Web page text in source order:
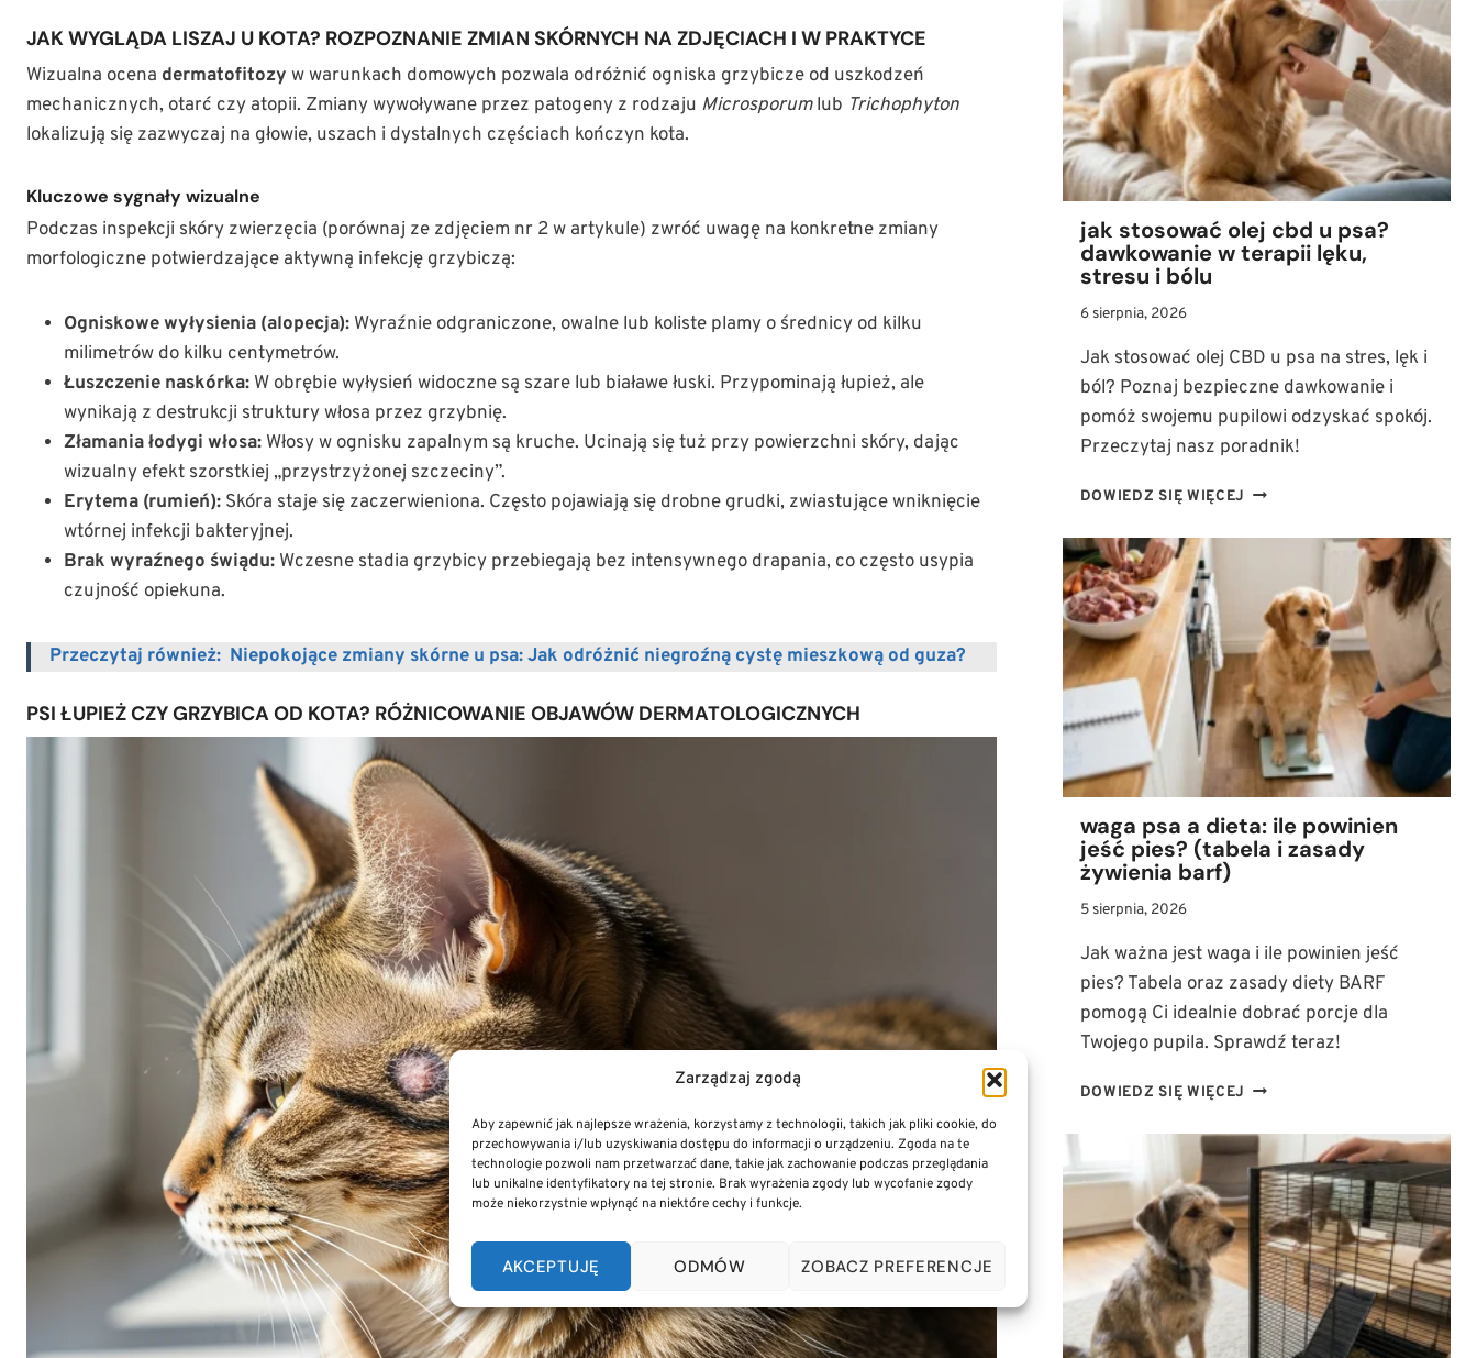
Zarządzaj zgodą
Aby zapewnić jak najlepsze wrażenia, korzystamy z technologii, takich jak pliki cookie, do
przechowywania i/lub uzyskiwania dostępu do informacji o urządzeniu. Zgoda na te
technologie pozwoli nam przetwarzać dane, takie jak zachowanie podczas przeglądania
lub unikalne identyfikatory na tej stronie. Brak wyrażenia zgody lub wycofanie zgody
może niekorzystnie wpłynąć na niektóre cechy i funkcje.
AKCEPTUJĘ ODMÓW ZOBACZ PREFERENCJE
JAK WYGLĄDA LISZAJ U KOTA? ROZPOZNANIE ZMIAN SKÓRNYCH NA ZDJĘCIACH I W PRAKTYCE
Wizualna ocena dermatofitozy w warunkach domowych pozwala odróżnić ogniska grzybicze od uszkodzeń
mechanicznych, otarć czy atopii. Zmiany wywoływane przez patogeny z rodzaju Microsporumlub Trichophyton
lokalizują się zazwyczaj na głowie, uszach i dystalnych częściach kończyn kota.
Kluczowe sygnały wizualne
Podczas inspekcji skóry zwierzęcia (porównaj ze zdjęciem nr 2 w artykule) zwróć uwagę na konkretne zmiany
morfologiczne potwierdzające aktywną infekcję grzybiczą:
Ogniskowe wyłysienia (alopecja): Wyraźnie odgraniczone, owalne lub koliste plamy o średnicy od kilku
milimetrów do kilku centymetrów.
Łuszczenie naskórka: W obrębie wyłysień widoczne są szare lub białawe łuski. Przypominają łupież, ale
wynikają z destrukcji struktury włosa przez grzybnię.
Złamania łodygi włosa: Włosy w ognisku zapalnym są kruche. Ucinają się tuż przy powierzchni skóry, dając
wizualny efekt szorstkiej „przystrzyżonej szczeciny”.
Erytema (rumień): Skóra staje się zaczerwieniona. Często pojawiają się drobne grudki, zwiastujące wniknięcie
wtórnej infekcji bakteryjnej.
Brak wyraźnego świądu: Wczesne stadia grzybicy przebiegają bez intensywnego drapania, co często usypia
czujność opiekuna.
Przeczytaj również: Niepokojące zmiany skórne u psa: Jak odróżnić niegroźną cystę mieszkową od guza?
PSI ŁUPIEŻ CZY GRZYBICA OD KOTA? RÓŻNICOWANIE OBJAWÓW DERMATOLOGICZNYCH
CHARAKTER
WYMAGANIA
PIELĘGNACYJNE
jak stosować olej cbd u psa?
dawkowanie w terapii lęku,
stresu i bólu
6 sierpnia, 2026
Jak stosować olej CBD u psa na stres, lęk i
ból? Poznaj bezpieczne dawkowanie i
pomóż swojemu pupilowi odzyskać spokój.
Przeczytaj nasz poradnik!
DOWIEDZ SIĘ WIĘCEJ JAK
OLEJ
PSA?
DAWKOWANIE
W
TERAPII
LĘKU,
STRESU
BÓLU
waga psa a dieta: ile powinien
jeść pies? (tabela i zasady
żywienia barf)
5 sierpnia, 2026
Jak ważna jest waga i ile powinien jeść
pies? Tabela oraz zasady diety BARF
pomogą Ci idealnie dobrać porcje dla
Twojego pupila. Sprawdź teraz!
DOWIEDZ SIĘ WIĘCEJ WAGA
A
DIETA:
ILE
POWINIEN
JEŚĆ
PIES?
(TABELA
I
ZASADY
ŻYWIENIA